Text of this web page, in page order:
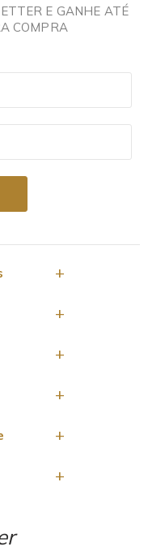
E GANHE ATÉ
COMPRA